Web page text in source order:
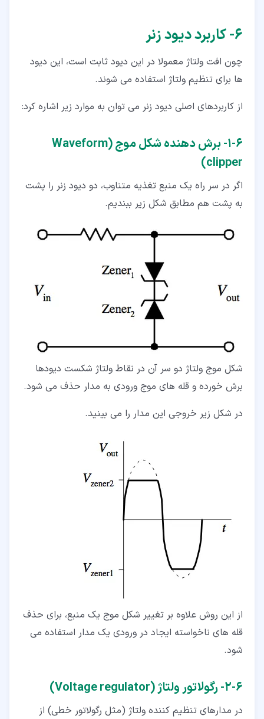
۶‏- کاربرد دیود زنر
چون افت ولتاژ معمولا در این دیود ثابت است، این دیود
ها برای تنظیم ولتاژ استفاده می شوند.
از کاربردهای اصلی دیود زنر می توان به موارد زیر اشاره کرد:
۶‏-‏۱‏- برش دهنده شکل موج (Waveform
clipper)
اگر در سر راه یک منبع تغذیه متناوب، دو دیود زنر را پشت
به پشت هم مطابق شکل زیر ببندیم.
شکل موج ولتاژ دو سر آن در نقاط ولتاژ شکست دیودها
برش خورده و قله های موج ورودی به مدار حذف می شود.
در شکل زیر خروجی این مدار را می بینید.
از این روش علاوه بر تغییر شکل موج یک منبع، برای حذف
قله های ناخواسته ایجاد در ورودی یک مدار استفاده می
شود.
۶‏-‏۲‏- رگولاتور ولتاژ (Voltage regulator)
در مدارهای تنظیم کننده ولتاژ (مثل رگولاتور خطی) از